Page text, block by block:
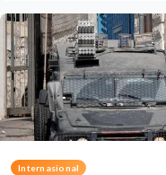
Internasional